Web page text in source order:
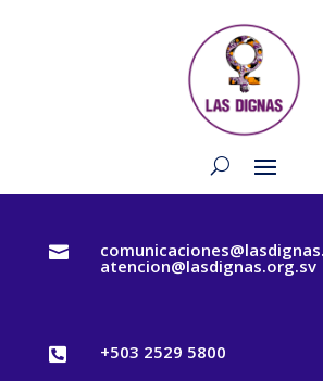

atencion@lasdignas.org.sv
 +503 2529 5800